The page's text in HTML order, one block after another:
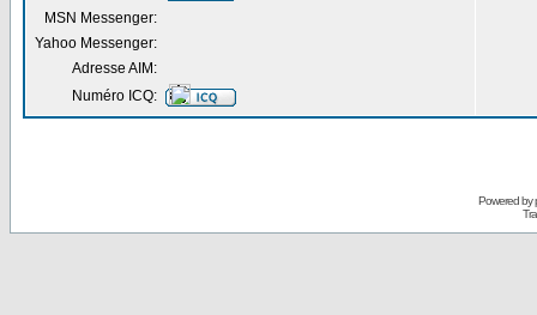
MSN Messenger:
Yahoo Messenger:
Adresse AIM:
Numéro ICQ:
Powered by